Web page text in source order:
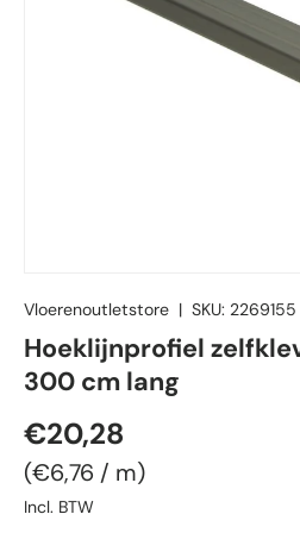
Vloerenoutletstore | SKU: 2269155
Hoeklijnprofiel
300 cm lang
Reguliere prijs
€20,28
Eenheid prijs
€6,76 / m
Incl. BTW